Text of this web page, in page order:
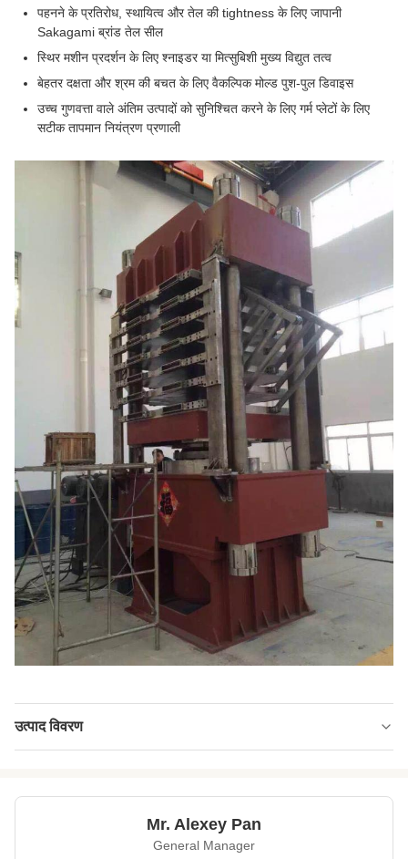
पहनने के प्रतिरोध, स्थायित्व और तेल की tightness के लिए जापानी
Sakagami ब्रांड तेल सील
स्थिर मशीन प्रदर्शन के लिए श्नाइडर या मित्सुबिशी मुख्य विद्युत तत्व
बेहतर दक्षता और श्रम की बचत के लिए वैकल्पिक मोल्ड पुश-पुल डिवाइस
उच्च गुणवत्ता वाले अंतिम उत्पादों को सुनिश्चित करने के लिए गर्म प्लेटों के लिए
सटीक तापमान नियंत्रण प्रणाली
उत्पाद विवरण
Plunger Material: ठंडा कच्चा लोहा
Mr. Alexey Pan
General Manager